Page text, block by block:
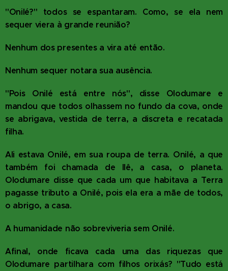
"Onilé?" todos se espantaram. Como, se ela nem
sequer viera à grande reunião?
Nenhum dos presentes a vira até então.
Nenhum sequer notara sua ausência.
"Pois Onilé está entre nós", disse Olodumare e
mandou que todos olhassem no fundo da cova, onde
se abrigava, vestida de terra, a discreta e recatada
filha.
Ali estava Onilé, em sua roupa de terra. Onilé, a que
também foi chamada de Ilê, a casa, o planeta.
Olodumare disse que cada um que habitava a Terra
pagasse tributo a Onilé, pois ela era a mãe de todos,
o abrigo, a casa.
A humanidade não sobreviveria sem Onilé.
Afinal, onde ficava cada uma das riquezas que
Olodumare partilhara com filhos orixás? "Tudo está